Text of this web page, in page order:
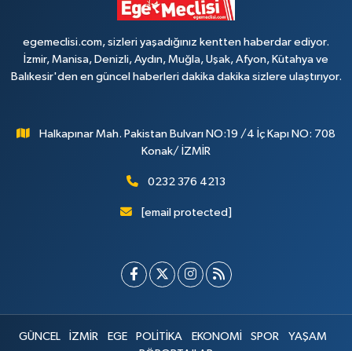
egemeclisi.com, sizleri yaşadığınız kentten haberdar ediyor.
İzmir, Manisa, Denizli, Aydın, Muğla, Uşak, Afyon, Kütahya ve
Balıkesir'den en güncel haberleri dakika dakika sizlere ulaştırıyor.
Halkapınar Mah. Pakistan Bulvarı NO:19 /4 İç Kapı NO: 708
Konak/ İZMİR
0232 376 4213
[email protected]
GÜNCEL İZMİR EGE POLİTİKA EKONOMİ SPOR
YAŞAM